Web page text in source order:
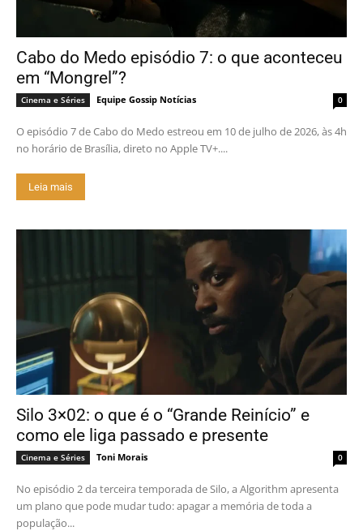
Cabo do Medo episódio 7: o que aconteceu
em “Mongrel”?
Cinema e Séries Equipe Gossip Notícias 0
O episódio 7 de Cabo do Medo estreou em 10 de julho de 2026, às 4h
no horário de Brasília, direto no Apple TV+....
Leia mais
Silo 3×02: o que é o “Grande Reinício” e
como ele liga passado e presente
Cinema e Séries Toni Morais 0
No episódio 2 da terceira temporada de Silo, a Algorithm apresenta
um plano que pode mudar tudo: apagar a memória de toda a
população...